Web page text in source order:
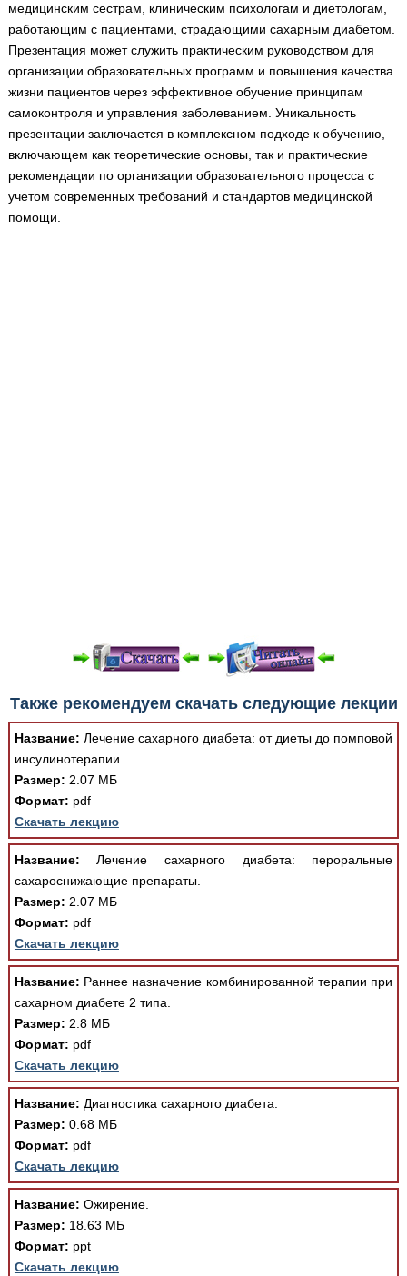
медицинским сестрам, клиническим психологам и диетологам,
работающим с пациентами, страдающими сахарным диабетом.
Презентация может служить практическим руководством для
организации образовательных программ и повышения качества
жизни пациентов через эффективное обучение принципам
самоконтроля и управления заболеванием. Уникальность
презентации заключается в комплексном подходе к обучению,
включающем как теоретические основы, так и практические
рекомендации по организации образовательного процесса с
учетом современных требований и стандартов медицинской
помощи.
При просмотре в режиме "Читать онлайн" возможны
различные ошибки отображения документа в результате
отсутствия поддержки Вашим браузером шрифтов и
изменения размеров исходных шаблонов. При
скачивании документа данная ошибка устраняется Вашим
программным обеспечением автоматически.
Также рекомендуем скачать следующие лекции
Название: Лечение сахарного диабета: от диеты до помповой
инсулинотерапии
Размер: 2.07 МБ
Формат: pdf
Скачать лекцию
Название: Лечение сахарного диабета: пероральные
сахароснижающие препараты.
Размер: 2.07 МБ
Формат: pdf
Скачать лекцию
Название: Раннее назначение комбинированной терапии при
сахарном диабете 2 типа.
Размер: 2.8 МБ
Формат: pdf
Скачать лекцию
Название: Диагностика сахарного диабета.
Размер: 0.68 МБ
Формат: pdf
Скачать лекцию
Название: Ожирение.
Размер: 18.63 МБ
Формат: ppt
Скачать лекцию